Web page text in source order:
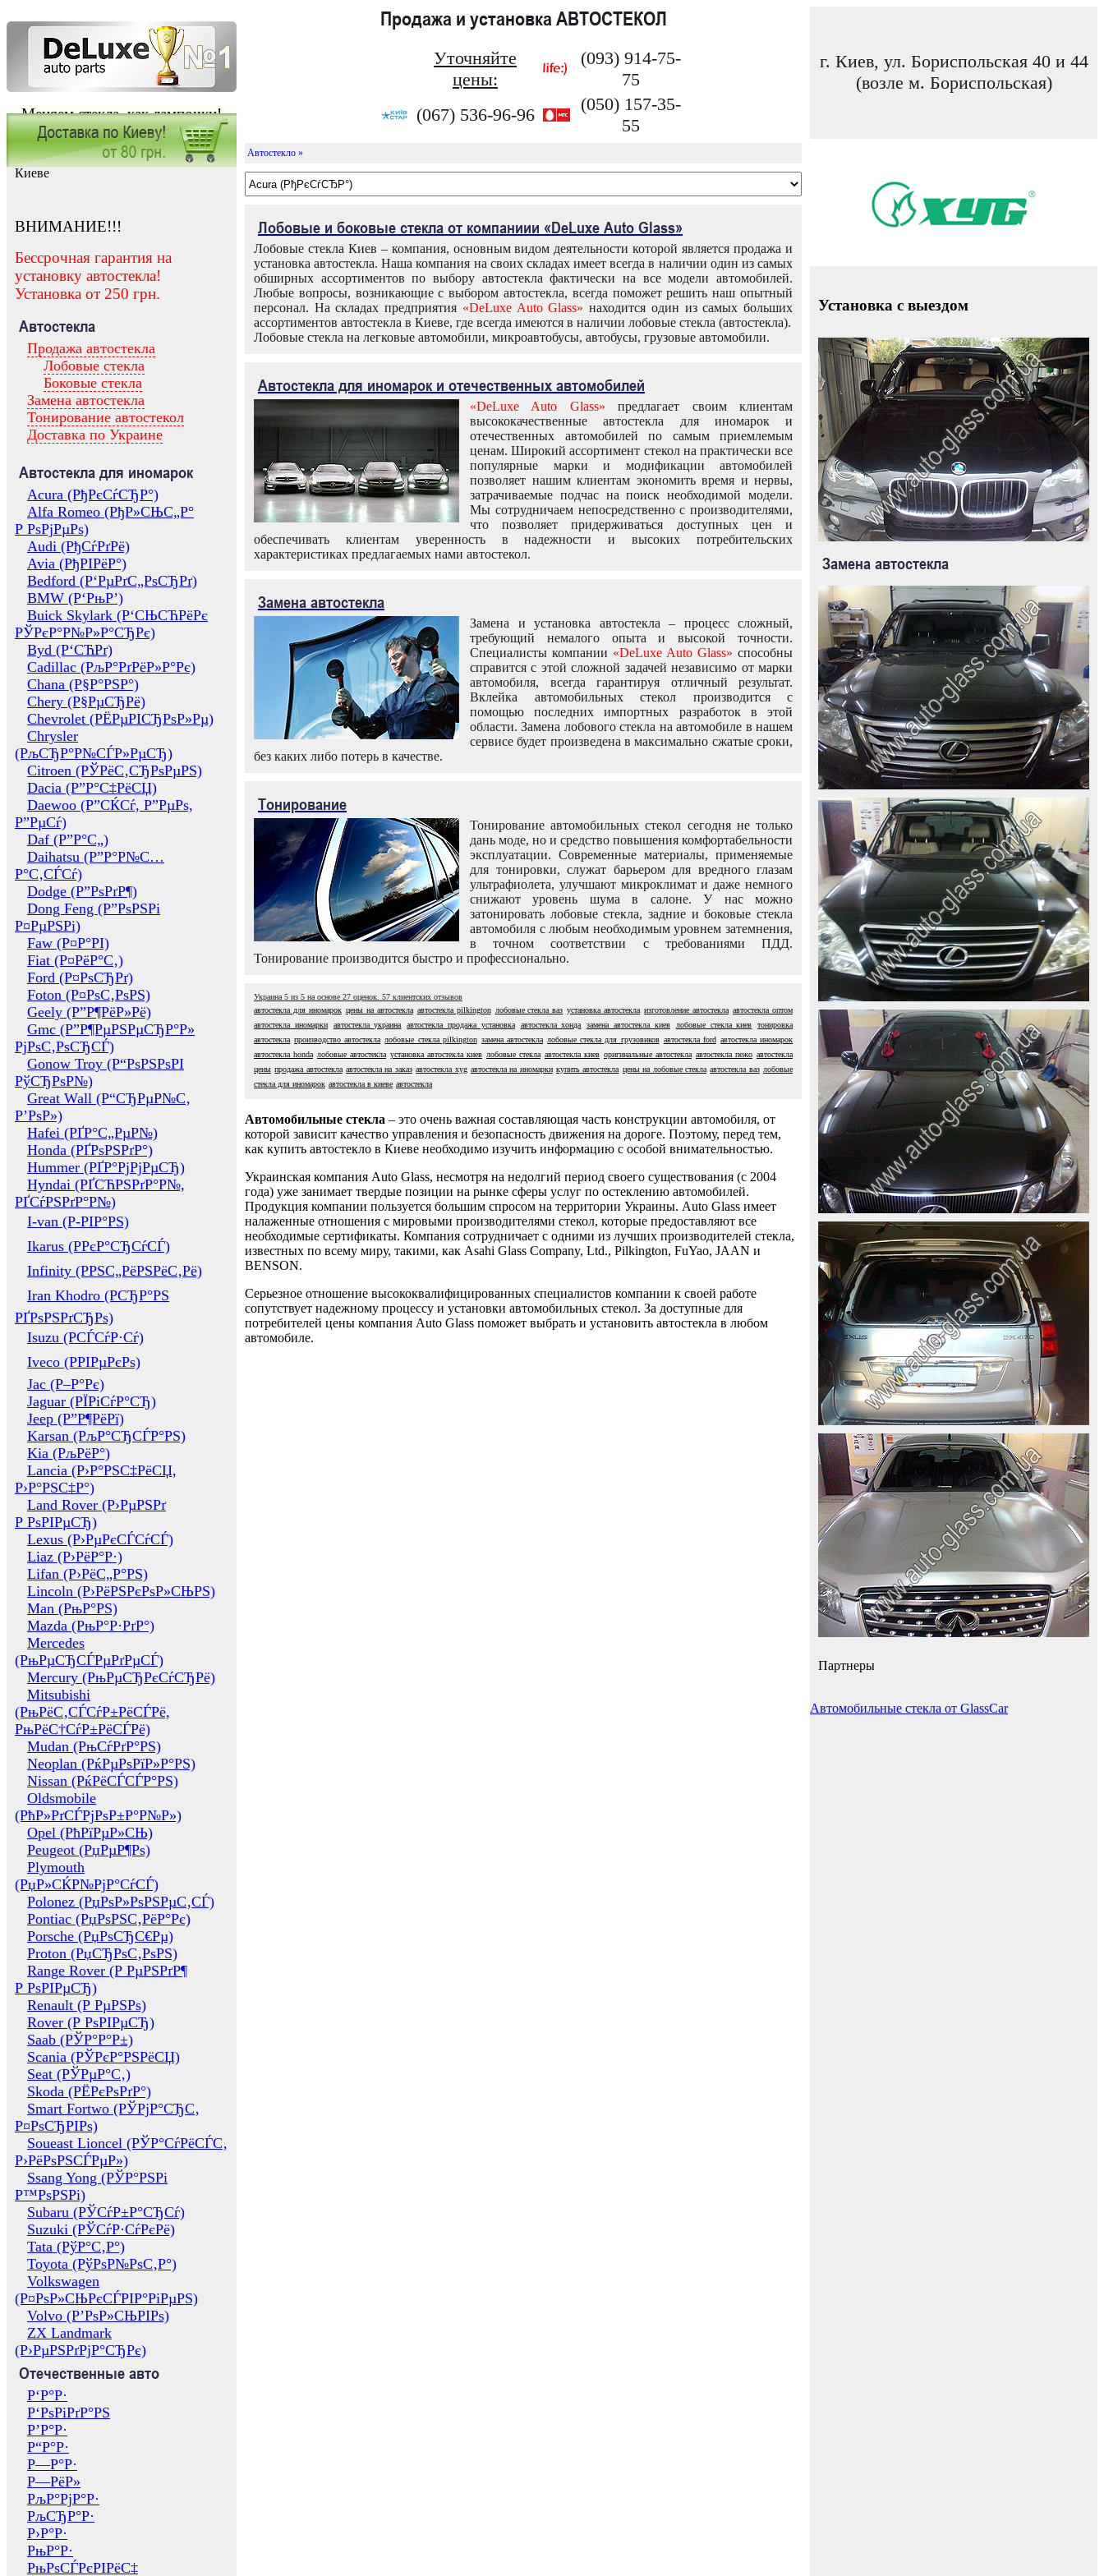
Меняем стекла, как лампочки!
Продажа и установка АВТОСТЕКОЛ
Уточняйте
цены:
(093) 914-75-
75
(067) 536-96-96
(050) 157-35-
55
г. Киев, ул. Бориспольская 40 и 44
(возле м. Бориспольская)
Заказать установку автостекла в
Киеве
ВНИМАНИЕ!!!
Бессрочная гарантия на
установку автостекла!
Установка от 250 грн.
Автостекла
Продажа автостекла
Лобовые стекла
Боковые стекла
Замена автостекла
Тонирование автостекол
Доставка по Украине
Автостекла для иномарок
Acura (РђРєСѓСЂР°)
Alfa Romeo (РђР»СЊС„Р°
Р РѕРјРµРѕ)
Audi (РђСѓРґРё)
Avia (РђРІРёР°)
Bedford (Р‘РµРґС„РѕСЂРґ)
BMW (Р‘РњР’)
Buick Skylark (Р‘СЊСЋРёРє
РЎРєР°Р№Р»Р°СЂРє)
Byd (Р‘СЋРґ)
Cadillac (РљР°РґРёР»Р°Рє)
Chana (Р§Р°РЅР°)
Chery (Р§РµСЂРё)
Chevrolet (РЁРµРІСЂРѕР»Рµ)
Chrysler
(РљСЂР°Р№СЃР»РµСЂ)
Citroen (РЎРёС‚СЂРѕРµРЅ)
Dacia (Р”Р°С‡РёСЏ)
Daewoo (Р”СЌСѓ, Р”РµРѕ,
Р”РµСѓ)
Daf (Р”Р°С„)
Daihatsu (Р”Р°Р№С…
Р°С‚СЃСѓ)
Dodge (Р”РѕРґР¶)
Dong Feng (Р”РѕРЅРі
Р¤РµРЅРі)
Faw (Р¤Р°РІ)
Fiat (Р¤РёР°С‚)
Ford (Р¤РѕСЂРґ)
Foton (Р¤РѕС‚РѕРЅ)
Geely (Р”Р¶РёР»Рё)
Gmc (Р”Р¶РµРЅРµСЂР°Р»
РјРѕС‚РѕСЂСЃ)
Gonow Troy (Р“РѕРЅРѕРІ
РўСЂРѕР№)
Great Wall (Р“СЂРµР№С‚
Р’РѕР»)
Hafei (РҐР°С„РµР№)
Honda (РҐРѕРЅРґР°)
Hummer (РҐР°РјРјРµСЂ)
Hyndai (РҐСЋРЅРґР°Р№,
РҐСѓРЅРґР°Р№)
I-van (Р-РІР°РЅ)
Ikarus (РРєР°СЂСѓСЃ)
Infinity (РРЅС„РёРЅРёС‚Рё)
Iran Khodro (РСЂР°РЅ
РҐРѕРЅРґСЂРѕ)
Isuzu (РСЃСѓР·Сѓ)
Iveco (РРІРµРєРѕ)
Jac (Р–Р°Рє)
Jaguar (РЇРіСѓР°СЂ)
Jeep (Р”Р¶РёРї)
Karsan (РљР°СЂСЃР°РЅ)
Kia (РљРёР°)
Lancia (Р›Р°РЅС‡РёСЏ,
Р›Р°РЅС‡Р°)
Land Rover (Р›РµРЅРґ
Р РѕРІРµСЂ)
Lexus (Р›РµРєСЃСѓСЃ)
Liaz (Р›РёР°Р·)
Lifan (Р›РёС„Р°РЅ)
Lincoln (Р›РёРЅРєРѕР»СЊРЅ)
Man (РњР°РЅ)
Mazda (РњР°Р·РґР°)
Mercedes
(РњРµСЂСЃРµРґРµСЃ)
Mercury (РњРµСЂРєСѓСЂРё)
Mitsubishi
(РњРёС‚СЃСѓР±РёСЃРё,
РњРёС†СѓР±РёСЃРё)
Mudan (РњСѓРґР°РЅ)
Neoplan (РќРµРѕРїР»Р°РЅ)
Nissan (РќРёСЃСЃР°РЅ)
Oldsmobile
(РћР»РґСЃРјРѕР±Р°Р№Р»)
Opel (РћРїРµР»СЊ)
Peugeot (РџРµР¶Рѕ)
Plymouth
(РџР»СЌР№РјР°СѓСЃ)
Polonez (РџРѕР»РѕРЅРµС‚СЃ)
Pontiac (РџРѕРЅС‚РёР°Рє)
Porsche (РџРѕСЂС€Рµ)
Proton (РџСЂРѕС‚РѕРЅ)
Range Rover (Р РµРЅРґР¶
Р РѕРІРµСЂ)
Renault (Р РµРЅРѕ)
Rover (Р РѕРІРµСЂ)
Saab (РЎР°Р°Р±)
Scania (РЎРєР°РЅРёСЏ)
Seat (РЎРµР°С‚)
Skoda (РЁРєРѕРґР°)
Smart Fortwo (РЎРјР°СЂС‚
Р¤РѕСЂРІРѕ)
Soueast Lioncel (РЎР°СѓРёСЃС‚
Р›РёРѕРЅСЃРµР»)
Ssang Yong (РЎР°РЅРі
Р™РѕРЅРі)
Subaru (РЎСѓР±Р°СЂСѓ)
Suzuki (РЎСѓР·СѓРєРё)
Tata (РўР°С‚Р°)
Toyota (РўРѕР№РѕС‚Р°)
Volkswagen
(Р¤РѕР»СЊРєСЃРІР°РіРµРЅ)
Volvo (Р’РѕР»СЊРІРѕ)
ZX Landmark
(Р›РµРЅРґРјР°СЂРє)
Отечественные авто
Р‘Р°Р·
Р‘РѕРіРґР°РЅ
Р’Р°Р·
Р“Р°Р·
Р—Р°Р·
Р—РёР»
РљР°РјР°Р·
РљСЂР°Р·
Р›Р°Р·
РњР°Р·
РњРѕСЃРєРІРёС‡
Автостекло »
Лобовые и боковые стекла от компаниии «DeLuxe Auto Glass»
Лобовые стекла Киев – компания, основным видом деятельности которой является продажа и
установка автостекла. Наша компания на своих складах имеет всегда в наличии один из самых
обширных ассортиментов по выбору автостекла фактически на все модели автомобилей.
Любые вопросы, возникающие с выбором автостекла, всегда поможет решить наш опытный
персонал. На складах предприятия «DeLuxe Auto Glass» находится один из самых больших
ассортиментов автостекла в Киеве, где всегда имеются в наличии лобовые стекла (автостекла).
Лобовые стекла на легковые автомобили, микроавтобусы, автобусы, грузовые автомобили.
Автостекла для иномарок и отечественных автомобилей
«DeLuxe Auto Glass» предлагает своим клиентам
высококачественные автостекла для иномарок и
отечественных автомобилей по самым приемлемым
ценам. Широкий ассортимент стекол на практически все
популярные марки и модификации автомобилей
позволяет нашим клиентам экономить время и нервы,
затрачиваемые подчас на поиск необходимой модели.
Мы сотрудничаем непосредственно с производителями,
что позволяет придерживаться доступных цен и
обеспечивать клиентам уверенность в надежности и высоких потребительских
характеристиках предлагаемых нами автостекол.
Замена автостекла
Замена и установка автостекла – процесс сложный,
требующий немалого опыта и высокой точности.
Специалисты компании «DeLuxe Auto Glass» способны
справится с этой сложной задачей независимо от марки
автомобиля, всегда гарантируя отличный результат.
Вклейка автомобильных стекол производится с
помощью последних импортных разработок в этой
области. Замена лобового стекла на автомобиле в нашем
сервисе будет произведена в максимально сжатые сроки,
без каких либо потерь в качестве.
Тонирование
Тонирование автомобильных стекол сегодня не только
дань моде, но и средство повышения комфортабельности
эксплуатации. Современные материалы, применяемые
для тонировки, служат барьером для вредного глазам
ультрафиолета, улучшают микроклимат и даже немного
снижают уровень шума в салоне. У нас можно
затонировать лобовые стекла, задние и боковые стекла
автомобиля с любым необходимым уровнем затемнения,
в точном соответствии с требованиями ПДД.
Тонирование производится быстро и профессионально.
Украина 5 из 5 на основе 27 оценок. 57 клиентских отзывов
автостекла для иномарок цены на автостекла автостекла pilkington лобовые стекла ваз установка автостекла изготовление автостекла автостекла оптом
автостекла иномарки
автостекла украина автостекла продажа установка автостекла хонда замена автостекла киев лобовые стекла киев
тонировка
автостекла производство автостекла лобовые стекла pilkington замена автостекла лобовые стекла для грузовиков автостекла ford автостекла иномарок
автостекла honda лобовые автостекла установка автостекла киев лобовые стекла автостекла киев оригинальные автостекла автостекла пежо автостекла
цены продажа автостекла автостекла на заказ автостекла xyg автостекла на иномарки купить автостекла цены на лобовые стекла автостекла ваз лобовые
стекла для иномарок автостекла в киеве автостекла
Автомобильные стекла – это очень важная составляющая часть конструкции автомобиля, от
которой зависит качество управления и безопасность движения на дороге. Поэтому, перед тем,
как купить автостекло в Киеве необходимо изучить информацию с особой внимательностью.
Украинская компания Auto Glass, несмотря на недолгий период своего существования (с 2004
года) уже занимает твердые позиции на рынке сферы услуг по остеклению автомобилей.
Продукция компании пользуется большим спросом на территории Украины. Auto Glass имеет
налаженные отношения с мировыми производителями стекол, которые предоставляют все
необходимые сертификаты. Компания сотрудничает с одними из лучших производителей стекла,
известных по всему миру, такими, как Asahi Glass Company, Ltd., Pilkington, FuYao, JAAN и
BENSON.
Серьезное отношение высококвалифицированных специалистов компании к своей работе
сопутствует надежному процессу и установки автомобильных стекол. За доступные для
потребителей цены компания Auto Glass поможет выбрать и установить автостекла в любом
автомобиле.
Установка с выездом
Замена автостекла
Партнеры
Автомобильные стекла от GlassCar